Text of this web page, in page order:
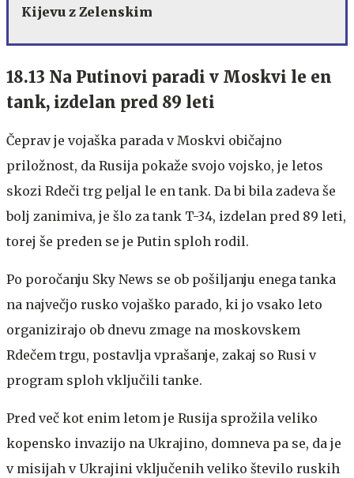
Kijevu z Zelenskim
18.13 Na Putinovi paradi v Moskvi le en
tank, izdelan pred 89 leti
Čeprav je vojaška parada v Moskvi običajno
priložnost, da Rusija pokaže svojo vojsko, je letos
skozi Rdeči trg peljal le en tank. Da bi bila zadeva še
bolj zanimiva, je šlo za tank T-34, izdelan pred 89 leti,
torej še preden se je Putin sploh rodil.
Po poročanju Sky News se ob pošiljanju enega tanka
na največjo rusko vojaško parado, ki jo vsako leto
organizirajo ob dnevu zmage na moskovskem
Rdečem trgu, postavlja vprašanje, zakaj so Rusi v
program sploh vključili tanke.
Pred več kot enim letom je Rusija sprožila veliko
kopensko invazijo na Ukrajino, domneva pa se, da je
v misijah v Ukrajini vključenih veliko število ruskih